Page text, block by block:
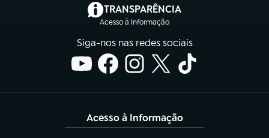
TRANSPARÊNCIA
Acesso à Informação
(abre em nova aba)
Siga-nos nas redes sociais
Acesso à Informação